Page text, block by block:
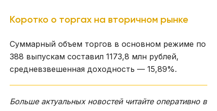
Коротко о торгах на вторичном рынке
Суммарный объем торгов в основном режиме по
388 выпускам составил 1173,8 млн рублей,
средневзвешенная доходность — 15,89%.
Больше актуальных новостей читайте оперативно в